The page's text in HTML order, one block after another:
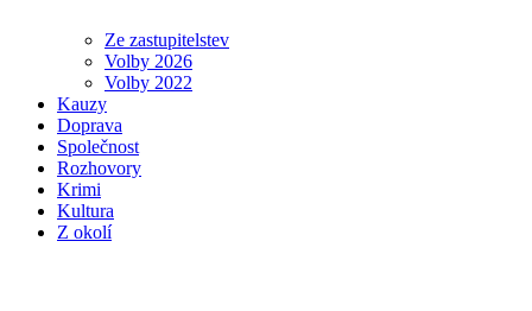
Ze zastupitelstev
Volby 2026
Volby 2022
Kauzy
Doprava
Společnost
Rozhovory
Krimi
Kultura
Z okolí